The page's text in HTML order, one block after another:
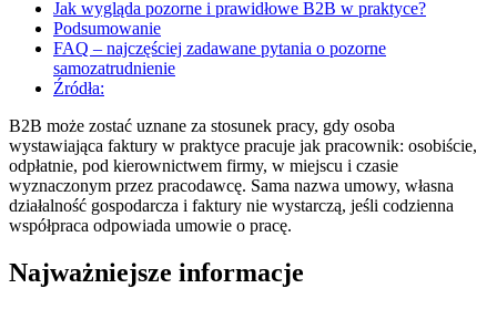
Jak wygląda pozorne i prawidłowe B2B w praktyce?
Podsumowanie
FAQ – najczęściej zadawane pytania o pozorne
samozatrudnienie
Źródła:
B2B może zostać uznane za stosunek pracy, gdy osoba
wystawiająca faktury w praktyce pracuje jak pracownik: osobiście,
odpłatnie, pod kierownictwem firmy, w miejscu i czasie
wyznaczonym przez pracodawcę. Sama nazwa umowy, własna
działalność gospodarcza i faktury nie wystarczą, jeśli codzienna
współpraca odpowiada umowie o pracę.
Najważniejsze informacje